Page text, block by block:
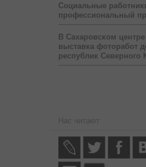
Социальные
профессиональный
В Сахаровском
выставка фоторабот
республик Северного
Нас читают